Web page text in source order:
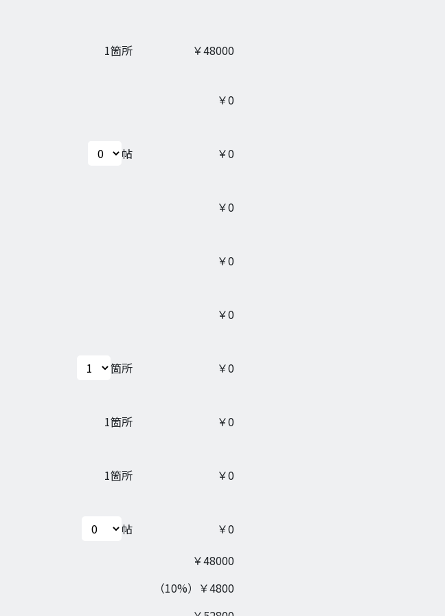
1箇所 ￥48000
￥0
帖 ￥0
￥0
￥0
￥0
箇所 ￥0
1箇所 ￥0
1箇所 ￥0
帖 ￥0
￥48000
（10%）￥4800